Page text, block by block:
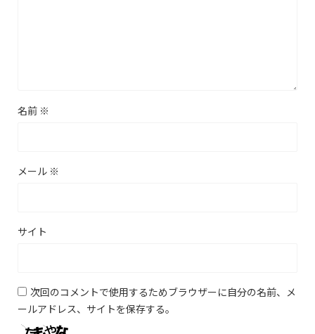
名前 ※
メール ※
サイト
次回のコメントで使用するためブラウザーに自分の名前、メ
ールアドレス、サイトを保存する。